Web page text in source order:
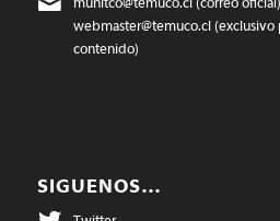
webmaster@temuco.cl(exclusivo
contenido)
SIGUENOS…